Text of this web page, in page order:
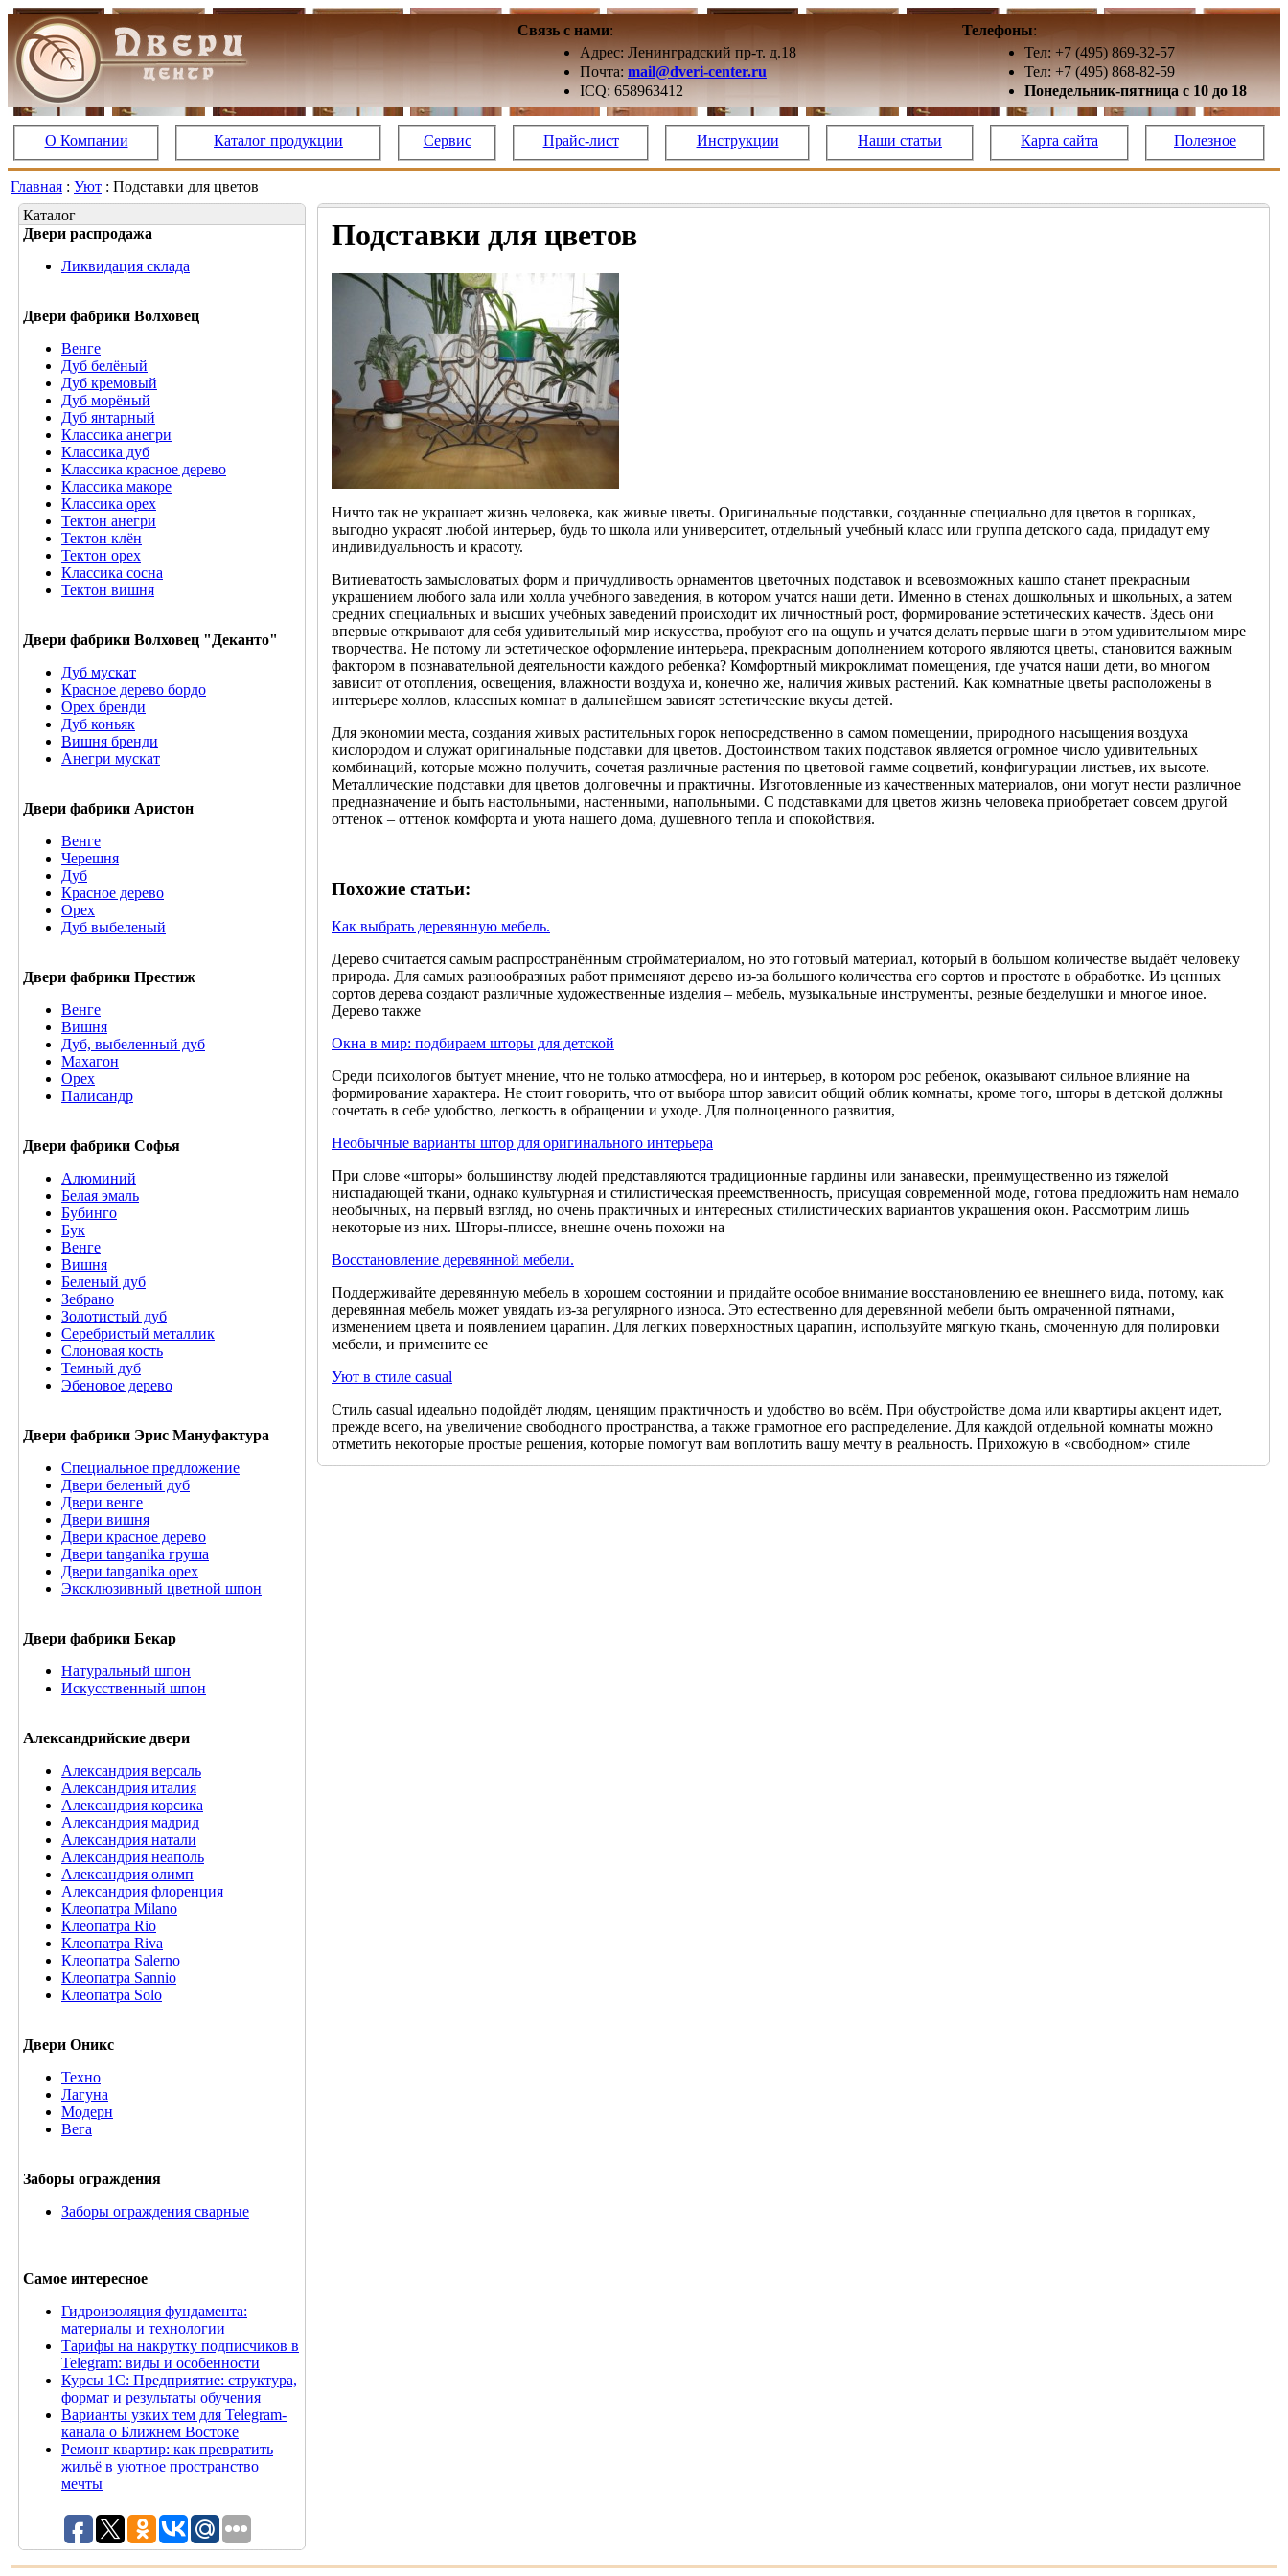
Связь с нами:
Адрес: Ленинградский пр-т. д.18
Почта:mail@dveri-center.ru
ICQ: 658963412
Телефоны:
Тел: +7 (495) 869-32-57
Тел: +7 (495) 868-82-59
Понедельник-пятница с 10 до 18
О Компании Каталог продукции Сервис Прайс-лист Инструкции Наши статьи Карта сайта Полезное
Главная : Уют : Подставки для цветов
Каталог
Двери распродажа
Ликвидация склада
Двери фабрики Волховец
Венге
Дуб белёный
Дуб кремовый
Дуб морёный
Дуб янтарный
Классика анегри
Классика дуб
Классика красное дерево
Классика макоре
Классика орех
Тектон анегри
Тектон клён
Тектон орех
Классика сосна
Тектон вишня
Двери фабрики Волховец "Деканто"
Дуб мускат
Красное дерево бордо
Орех бренди
Дуб коньяк
Вишня бренди
Анегри мускат
Двери фабрики Аристон
Венге
Черешня
Дуб
Красное дерево
Орех
Дуб выбеленый
Двери фабрики Престиж
Венге
Вишня
Дуб, выбеленный дуб
Махагон
Орех
Палисандр
Двери фабрики Софья
Алюминий
Белая эмаль
Бубинго
Бук
Венге
Вишня
Беленый дуб
Зебрано
Золотистый дуб
Серебристый металлик
Слоновая кость
Темный дуб
Эбеновое дерево
Двери фабрики Эрис Мануфактура
Специальное предложение
Двери беленый дуб
Двери венге
Двери вишня
Двери красное дерево
Двери tanganika груша
Двери tanganika oрех
Эксклюзивный цветной шпон
Двери фабрики Бекар
Натуральный шпон
Искусственный шпон
Александрийские двери
Александрия версаль
Александрия италия
Александрия корсика
Александрия мадрид
Александрия натали
Александрия неаполь
Александрия олимп
Александрия флоренция
Клеопатра Milano
Клеопатра Rio
Клеопатра Riva
Клеопатра Salerno
Клеопатра Sannio
Клеопатра Solo
Двери Оникс
Техно
Лагуна
Модерн
Вега
Заборы ограждения
Заборы ограждения сварные
Самое интересное
Гидроизоляция фундамента:
материалы и технологии
Тарифы на накрутку подписчиков в
Telegram: виды и особенности
Курсы 1С: Предприятие: структура,
формат и результаты обучения
Варианты узких тем для Telegram-
канала о Ближнем Востоке
Ремонт квартир: как превратить
жильё в уютное пространство
мечты
Подставки для цветов
Ничто так не украшает жизнь человека, как живые цветы. Оригинальные подставки, созданные специально для цветов в горшках,
выгодно украсят любой интерьер, будь то школа или университет, отдельный учебный класс или группа детского сада, придадут ему
индивидуальность и красоту.
Витиеватость замысловатых форм и причудливость орнаментов цветочных подставок и всевозможных кашпо станет прекрасным
украшением любого зала или холла учебного заведения, в котором учатся наши дети. Именно в стенах дошкольных и школьных, а затем
средних специальных и высших учебных заведений происходит их личностный рост, формирование эстетических качеств. Здесь они
впервые открывают для себя удивительный мир искусства, пробуют его на ощупь и учатся делать первые шаги в этом удивительном мире
творчества. Не потому ли эстетическое оформление интерьера, прекрасным дополнением которого являются цветы, становится важным
фактором в познавательной деятельности каждого ребенка? Комфортный микроклимат помещения, где учатся наши дети, во многом
зависит от отопления, освещения, влажности воздуха и, конечно же, наличия живых растений. Как комнатные цветы расположены в
интерьере холлов, классных комнат в дальнейшем зависят эстетические вкусы детей.
Для экономии места, создания живых растительных горок непосредственно в самом помещении, природного насыщения воздуха
кислородом и служат оригинальные подставки для цветов. Достоинством таких подставок является огромное число удивительных
комбинаций, которые можно получить, сочетая различные растения по цветовой гамме соцветий, конфигурации листьев, их высоте.
Металлические подставки для цветов долговечны и практичны. Изготовленные из качественных материалов, они могут нести различное
предназначение и быть настольными, настенными, напольными. С подставками для цветов жизнь человека приобретает совсем другой
оттенок – оттенок комфорта и уюта нашего дома, душевного тепла и спокойствия.
Похожие статьи:
Как выбрать деревянную мебель.
Дерево считается самым распространённым стройматериалом, но это готовый материал, который в большом количестве выдаёт человеку
природа. Для самых разнообразных работ применяют дерево из-за большого количества его сортов и простоте в обработке. Из ценных
сортов дерева создают различные художественные изделия – мебель, музыкальные инструменты, резные безделушки и многое иное.
Дерево также
Окна в мир: подбираем шторы для детской
Среди психологов бытует мнение, что не только атмосфера, но и интерьер, в котором рос ребенок, оказывают сильное влияние на
формирование характера. Не стоит говорить, что от выбора штор зависит общий облик комнаты, кроме того, шторы в детской должны
сочетать в себе удобство, легкость в обращении и уходе. Для полноценного развития,
Необычные варианты штор для оригинального интерьера
При слове «шторы» большинству людей представляются традиционные гардины или занавески, преимущественно из тяжелой
ниспадающей ткани, однако культурная и стилистическая преемственность, присущая современной моде, готова предложить нам немало
необычных, на первый взгляд, но очень практичных и интересных стилистических вариантов украшения окон. Рассмотрим лишь
некоторые из них. Шторы-плиссе, внешне очень похожи на
Восстановление деревянной мебели.
Поддерживайте деревянную мебель в хорошем состоянии и придайте особое внимание восстановлению ее внешнего вида, потому, как
деревянная мебель может увядать из-за регулярного износа. Это естественно для деревянной мебели быть омраченной пятнами,
изменением цвета и появлением царапин. Для легких поверхностных царапин, используйте мягкую ткань, смоченную для полировки
мебели, и примените ее
Уют в стиле casual
Стиль casual идеально подойдёт людям, ценящим практичность и удобство во всём. При обустройстве дома или квартиры акцент идет,
прежде всего, на увеличение свободного пространства, а также грамотное его распределение. Для каждой отдельной комнаты можно
отметить некоторые простые решения, которые помогут вам воплотить вашу мечту в реальность. Прихожую в «свободном» стиле